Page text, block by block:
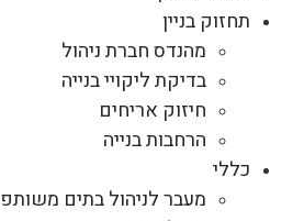
תחזוק בניין
מהנדס חברת ניהול
בדיקת ליקויי בנייה
חיזוק אריחים
הרחבות בנייה
כללי
מעבר לניהול בתים